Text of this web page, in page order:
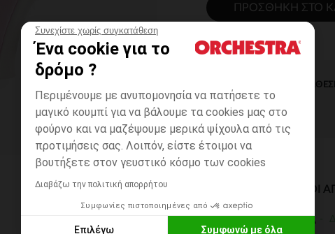
Συνεχίστε χωρίς συγκατάθεση
Ένα cookie για το
δρόμο ?
Περιμένουμε με ανυπομονησία να πατήσετε το
μαγικό κουμπί για να βάλουμε τα cookies μας στο
φούρνο και να μαζέψουμε μερικά ψίχουλα από τις
προτιμήσεις σας. Λοιπόν, είστε έτοιμοι να
βουτήξετε στον γευστικό κόσμο των cookies
Διαβάζω την πολιτική απορρήτου
Συμφωνίες πιστοποιημένες από
Επιλέγω Συμφωνώ με όλα
ΠΡΟΣΘΉΚΗ ΣΤΟ
ΆΜΕΣΗ
ΔΙΑΘΈΣΙΜΟΙ ΤΡΌΠΟΙ
ΣΕ ΚΑΤΑΣΤΗΜΑ